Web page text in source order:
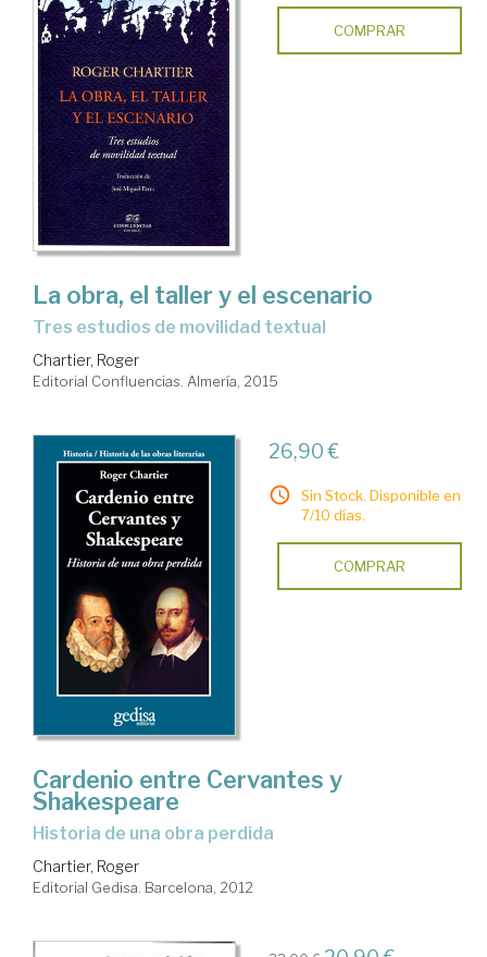
COMPRAR
La obra, el taller y el escenario
tres estudios de movilidad textual
Chartier, Roger
Editorial Confluencias. Almería, 2015
26,90 €
Sin Stock. Disponible en
7/10 días.
COMPRAR
Cardenio entre Cervantes y
Shakespeare
historia de una obra perdida
Chartier, Roger
Editorial Gedisa. Barcelona, 2012